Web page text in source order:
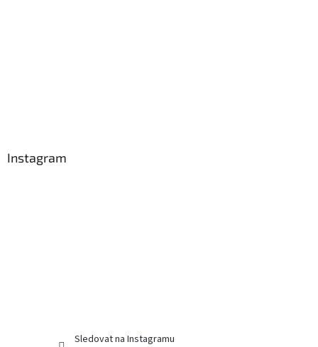
Instagram
Sledovat na Instagramu